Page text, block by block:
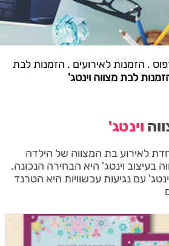
. הזמנות לאירועים . הזמנות לבת
לבת מצווה וינטג'
וינטג'
לאירוע בת המצווה של הילדה
בעיצוב וינטג' היא הבחירה הנכונה.
עם נגיעות עכשוויות היא הטרנד